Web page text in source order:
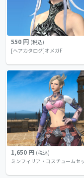
550 円 (税込)
[ヘアカタログ]オメガF
1,650 円 (税込)
ミンフィリア・コスチュームセ